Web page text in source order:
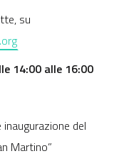
su
14:00 alle 16:00
del
Martino”